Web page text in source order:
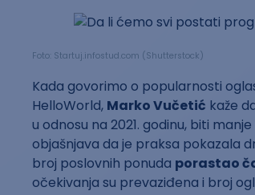
Foto: Startuj.infostud.com (Shutterstock)
Kada govorimo o popularnosti
HelloWorld, Marko Vučetić kaže
u odnosu na 2021. godinu, biti
objašnjava da je praksa pokazala
broj poslovnih ponuda porastao
očekivanja su prevaziđena i broj